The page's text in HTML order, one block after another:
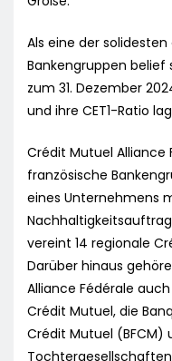
Als eine der
Bankengruppen belief
zum 31. Dezember
und ihre CET1-Ratio
Crédit Mutuel Alliance
französische
eines Unternehmens
vereint 14 regionale
Darüber hinaus
Alliance Fédérale
Crédit Mutuel, die
Crédit Mutuel (BFCM)